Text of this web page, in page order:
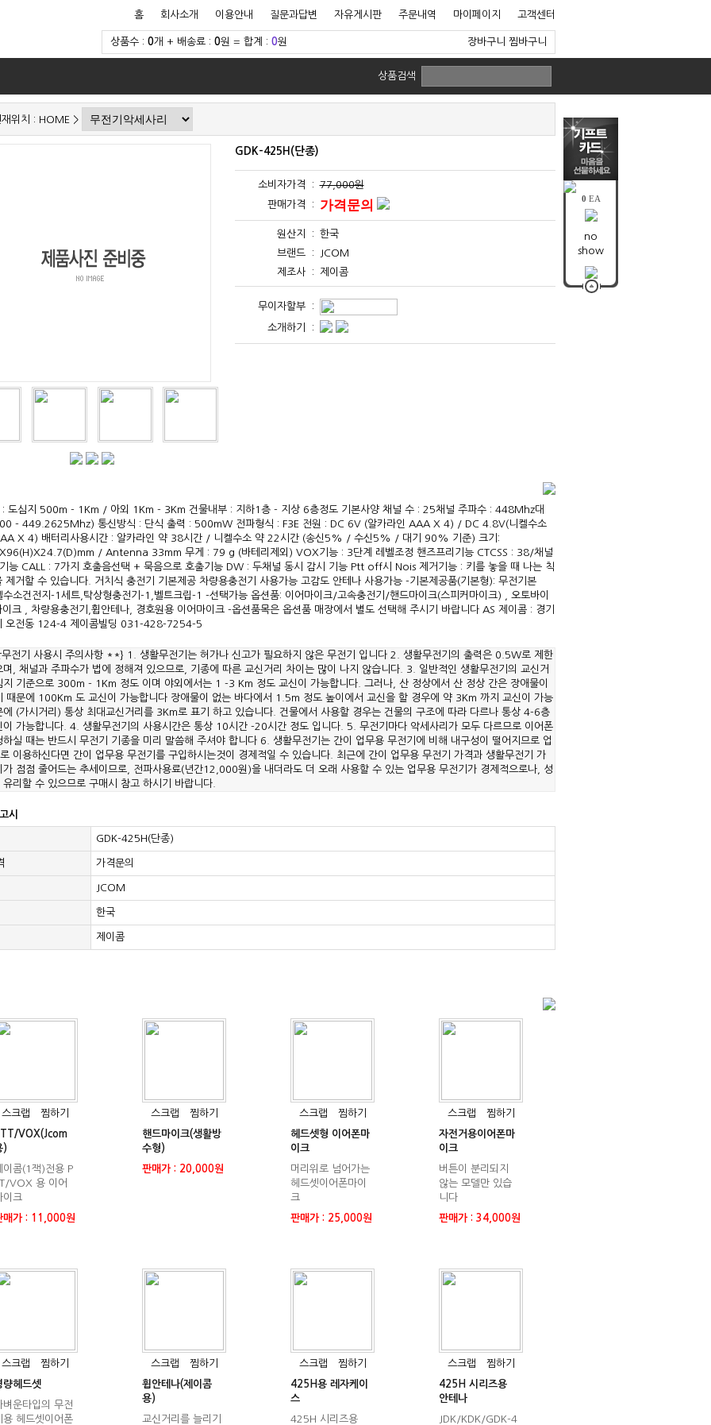
0 EA
no
show
홈 회사소개 이용안내 질문과답변 자유게시판 주문내역 마이페이지 고객센터
상품수 : 0개 + 배송료 : 0원 = 합계 : 0원 장바구니 찜바구니
상품검색
위치 : HOME >
GDK-425H(단종)
소비자가격 : 77,000원
판매가격 :
가격문의
원산지 :
한국
브랜드 :
JCOM
제조사 :
제이콤
무이자할부 :
소개하기 :
: 도심지 500m - 1Km / 아외 1Km - 3Km 건물내부 : 지하1층 - 지상 6층정도 기본사양 채널 수 : 25채널 주파수 : 448Mhz대
- 449.2625Mhz) 통신방식 : 단식 출력 : 500mW 전파형식 : F3E 전원 : DC 6V (알카라인 AAA X 4) / DC 4.8V(니켈수소
X 4) 배터리사용시간 : 알카라인 약 38시간 / 니켈수소 약 22시간 (송신5% / 수신5% / 대기 90% 기준) 크기:
/ Antenna 33mm 무게 : 79 g (바테리제외) VOX기능 : 3단계 레벨조정 핸즈프리기능 CTCSS : 38/채널
능 CALL : 7가지 호출음선택 + 묵음으로 호출기능 DW : 두채널 동시 감시 기능 Ptt off시 Nois 제거기능 : 키를 놓을 때 나는 칙
제거할 수 있습니다. 거치식 충전기 기본제공 차량용충전기 사용가능 고감도 안테나 사용가능 -기본제공품(기본형): 무전기본
소건전지-1세트,탁상형충전기-1,벨트크립-1 -선택가능 옵션품: 이어마이크/고속충전기/핸드마이크(스피커마이크) , 오토바이
크 , 차량용충전기,휩안테나, 경호원용 이어마이크 -옵션품목은 옵션품 매장에서 별도 선택해 주시기 바랍니다 AS 제이콤 : 경기
오전동 124-4 제이콤빌딩 031-428-7254-5
전기 사용시 주의사항 **} 1. 생활무전기는 허가나 신고가 필요하지 않은 무전기 입니다 2. 생활무전기의 출력은 0.5W로 제한
며, 채널과 주파수가 법에 정해져 있으므로, 기종에 따른 교신거리 차이는 많이 나지 않습니다. 3. 일반적인 생활무전기의 교신거
지 기준으로 300m - 1Km 정도 이며 야외에서는 1 -3 Km 정도 교신이 가능합니다. 그러나, 산 정상에서 산 정상 간은 장애물이
때문에 100Km 도 교신이 가능합니다 장애물이 없는 바다에서 1.5m 정도 높이에서 교신을 할 경우에 약 3Km 까지 교신이 가능
에 (가시거리) 통상 최대교신거리를 3Km로 표기 하고 있습니다. 건물에서 사용할 경우는 건물의 구조에 따라 다르나 통상 4-6층
이 가능합니다. 4. 생활무전기의 사용시간은 통상 10시간 -20시간 정도 입니다. 5. 무전기마다 악세사리가 모두 다르므로 이어폰
하실 때는 반드시 무전기 기종을 미리 말씀해 주셔야 합니다 6. 생활무전기는 간이 업무용 무전기에 비해 내구성이 떨어지므로 업
이용하신다면 간이 업무용 무전기를 구입하시는것이 경제적일 수 있습니다. 최근에 간이 업무용 무전기 가격과 생활무전기 가
가 점점 줄어드는 추세이므로, 전파사용료(년간12,000원)을 내더라도 더 오래 사용할 수 있는 업무용 무전기가 경제적으로나, 성
유리할 수 있으므로 구매시 참고 하시기 바랍니다.
시
GDK-425H(단종)
가격문의
JCOM
한국
제이콤
스크랩
찜하기
VOX(Jcom
)
이콤(1잭)전용 P
VOX 용 이어
이크
매가 : 11,000원
스크랩
찜하기
핸드마이크(생활방
수형)
판매가 : 20,000원
스크랩
찜하기
헤드셋형 이어폰마
이크
머리위로 넘어가는
헤드셋이어폰마이
크
판매가 : 25,000원
스크랩
찜하기
자전거용이어폰마
이크
버튼이 분리되지
않는 모델만 있습
니다
판매가 : 34,000원
스크랩
찜하기
량헤드셋
벼운타입의 무전
용 헤드셋이어폰
스크랩
찜하기
휩안테나(제이콤
용)
교신거리를 늘리기
스크랩
찜하기
425H용 레자케이
스
425H 시리즈용
스크랩
찜하기
425H 시리즈용
안테나
JDK/KDK/GDK-4